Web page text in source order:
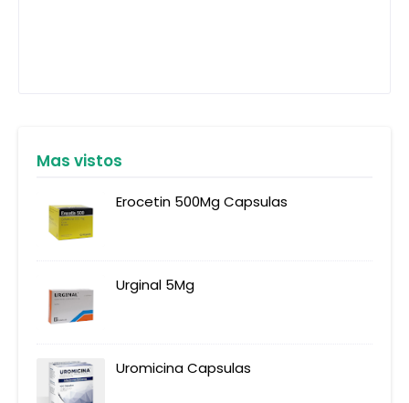
Mas vistos
Erocetin 500Mg Capsulas
Urginal 5Mg
Uromicina Capsulas